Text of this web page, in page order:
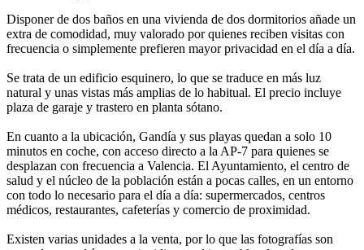
Disponer de dos baños en una vivienda de dos dormitorios añade un
extra de comodidad, muy valorado por quienes reciben visitas con
frecuencia o simplemente prefieren mayor privacidad en el día a día.
Se trata de un edificio esquinero, lo que se traduce en más luz
natural y unas vistas más amplias de lo habitual. El precio incluye
plaza de garaje y trastero en planta sótano.
En cuanto a la ubicación, Gandía y sus playas quedan a solo 10
minutos en coche, con acceso directo a la AP-7 para quienes se
desplazan con frecuencia a Valencia. El Ayuntamiento, el centro de
salud y el núcleo de la población están a pocas calles, en un entorno
con todo lo necesario para el día a día: supermercados, centros
médicos, restaurantes, cafeterías y comercio de proximidad.
Existen varias unidades a la venta, por lo que las fotografías son